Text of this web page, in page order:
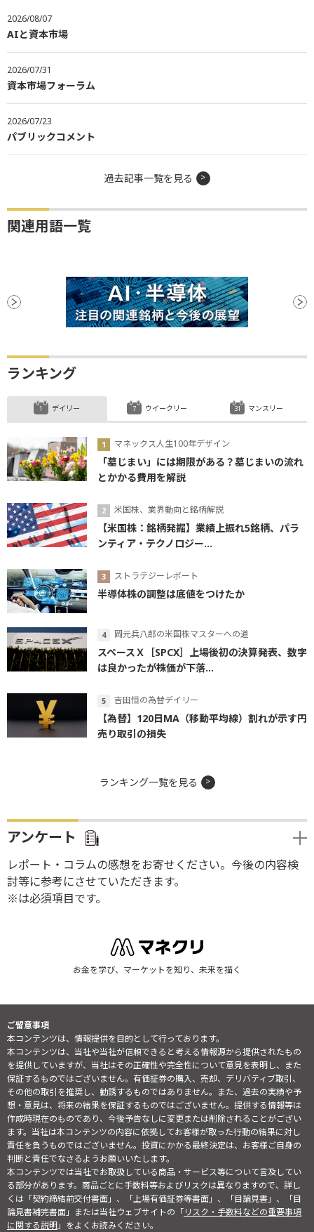
2026/08/07
AIと資本市場
2026/07/31
資本市場フォーラム
2026/07/23
パブリックコメント
過去記事一覧を見る
関連用語一覧
ランキング
デイリー
マネックス人生100年デザイン
「墓じまい」には期限がある？墓じまいの流れ
とかかる費用を解説
米国株、業界動向と銘柄解説
【米国株：銘柄発掘】業績上振れ5銘柄、パラ
ンティア・テクノロジー...
ストラテジーレポート
半導体株の調整は底値をつけたか
岡元兵八郎の米国株マスターへの道
スペースＸ［SPCX］上場後初の決算発表、数字
は良かったが株価が下落...
吉田恒の為替デイリー
【為替】120日MA（移動平均線）割れが示す円
売り取引の損失
ウイークリー マンスリー
ランキング一覧を見る
アンケート
レポート・コラムの感想をお寄せください。今後の内容検
討等に参考にさせていただきます。
※は必須項目です。
お金を学び、マーケットを知り、未来を描く
ご留意事項
本コンテンツは、情報提供を目的として行っております。
本コンテンツは、当社や当社が信頼できると考える情報源から提供されたもの
を提供していますが、当社はその正確性や完全性について意見を表明し、また
保証するものではございません。有価証券の購入、売却、デリバティブ取引、
その他の取引を推奨し、勧誘するものではありません。また、過去の実績や予
想・意見は、将来の結果を保証するものではございません。提供する情報等は
作成時現在のものであり、今後予告なしに変更または削除されることがござい
ます。当社は本コンテンツの内容に依拠してお客様が取った行動の結果に対し
責任を負うものではございません。投資にかかる最終決定は、お客様ご自身の
判断と責任でなさるようお願いいたします。
本コンテンツでは当社でお取扱している商品・サービス等について言及してい
る部分があります。商品ごとに手数料等およびリスクは異なりますので、詳し
くは「契約締結前交付書面」、「上場有価証券等書面」、「目論見書」、「目
論見書補完書面」または当社ウェブサイトの「リスク・手数料などの重要事項
に関する説明」をよくお読みください。